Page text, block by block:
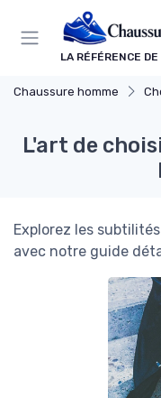
LA RÉFÉRENCE
Chaussure homme
L'art de
Explorez les
avec notre guide
Panneau de gestion